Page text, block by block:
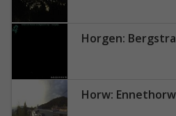
Horgen:
Horw: